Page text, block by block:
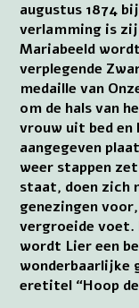
augustus 1874
verlamming is
Mariabeeld
verplegende
medaille van
om de hals van
vrouw uit bed en
aangegeven
weer stappen
staat, doen zich
genezingen
vergroeide voet.
wordt Lier een
wonderbaarlijke
eretitel “Hoop